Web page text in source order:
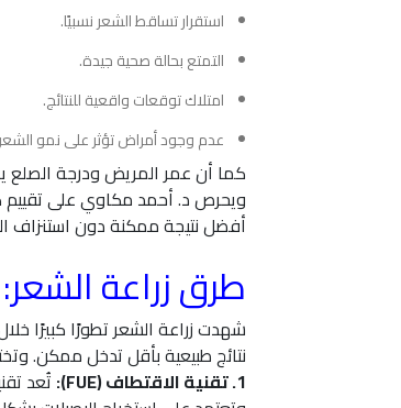
استقرار تساقط الشعر نسبيًا.
التمتع بحالة صحية جيدة.
امتلاك توقعات واقعية للنتائج.
عدم وجود أمراض تؤثر على نمو الشعر
كما أن عمر المريض ودرجة الصلع
ويحرص د. أحمد مكاوي على تقييم
أفضل نتيجة ممكنة دون استنزاف
طرق زراعة الشعر:
شهدت زراعة الشعر تطورًا كبيرًا
نتائج طبيعية بأقل تدخل ممكن.
1. تقنية الاقتطاف (FUE):
تُعد